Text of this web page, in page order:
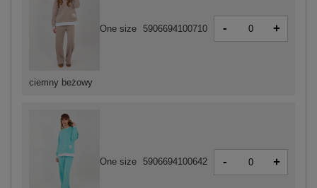
One size 5906694100642 - +
ciemny beżowy
One size 5906694100710 - +